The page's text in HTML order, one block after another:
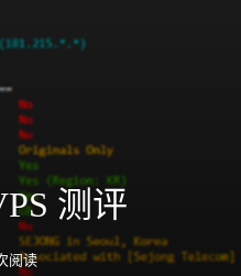
测评
阅读